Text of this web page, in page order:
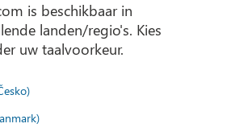
is beschikbaar in
landen/regio's. Kies
uw taalvoorkeur.